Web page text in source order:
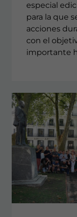
especial
para la que
acciones
con el
importante